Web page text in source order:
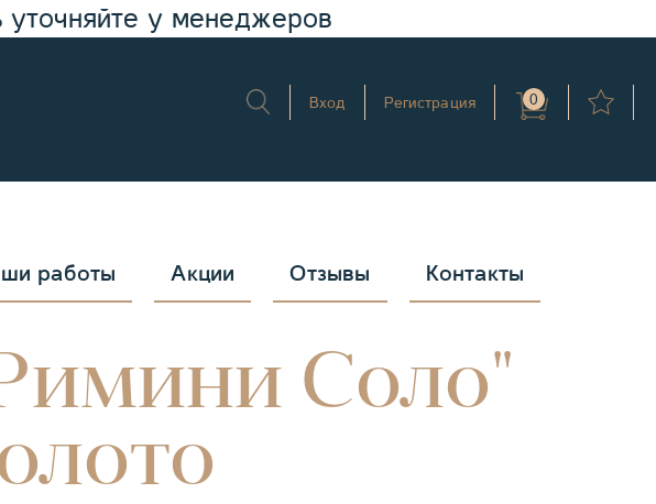
у менеджеров
Вход Регистрация 0
работы Акции Отзывы Контакты
Соло"